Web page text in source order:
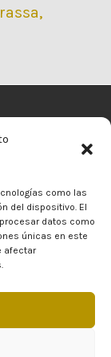
como las
del dispositivo. El
datos como
únicas en este
afectar
por